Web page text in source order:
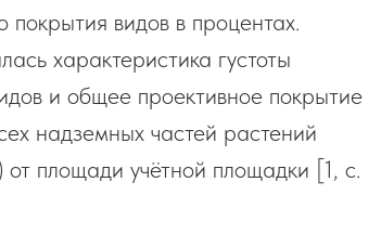
покрытия видов в процентах.
характеристика густоты
и общее проективное покрытие
надземных частей растений
площади учётной площадки [1, с.